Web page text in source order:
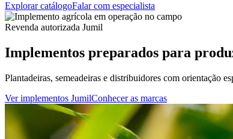
Explorar catálogoFalar com especialista
Revenda autorizada Jumil
Implementos preparados para
Plantadeiras, semeadeiras e distribuidores com orientação
Ver implementos JumilConhecer as marcas